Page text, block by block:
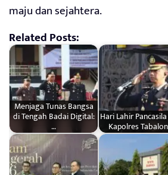
maju dan sejahtera.
Related Posts:
Menjaga Tunas Bangsa
di Tengah Badai Digital:
…
Hari Lahir
Kapolres